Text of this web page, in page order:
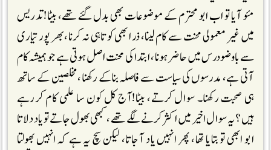
مئو آیا تو اب ابو محترم کے موضوعات بھی بدل گئے تھے، بیٹا!تدریس
میں غیر معمولی محنت سے کام لینا، ذرا بھی کوتاہی نہ کرنا، بھر پور تیاری
سے باوضو درس میں حاضر ہونا، ابتدا کی محنت اصل ہوتی ہے جو ہمیشہ کام
آتی ہے، مدرسوں کی سیاست سے فاصلہ بناکے رکھنا، مخلصین کے ساتھ
ہی صحبت رکھنا۔ سوال کرتے، بیٹا!آج کل کون سا علمی کام کررہے
ہیں؟ یہ سوال اخیر میں اکثر کرنے لگے تھے، کبھی بھول جاتے تو یاد دلاتا
ابو ابھی تو بتایا تھا، پھر انہیں یاد آجاتا، لیکن سچ یہ ہے کہ انہیں بھولتا